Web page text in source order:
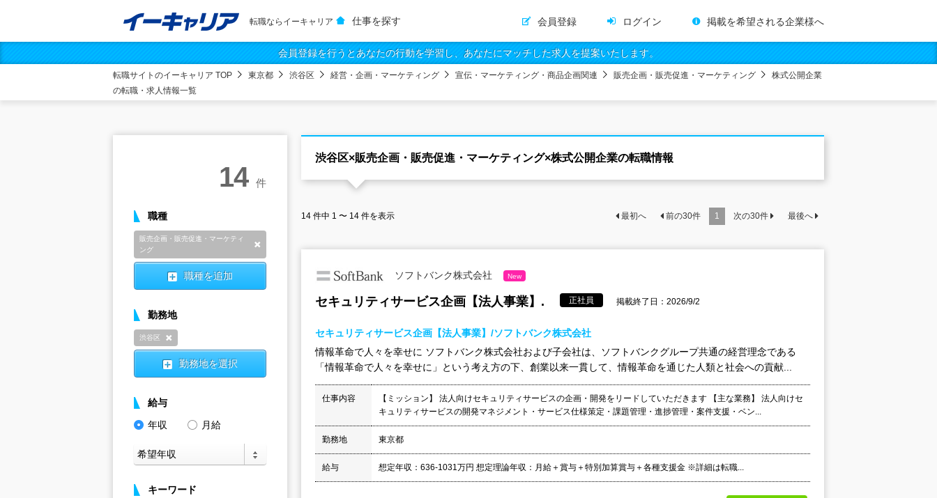
転職ならイーキャリア 仕事を探す 会員登録 ログイン 掲載を希望される企業様へ
会員登録を行うとあなたの行動を学習し、あなたにマッチした求人を提案いたします。
転職サイトのイーキャリア TOP 東京都 渋谷区 経営・企画・マーケティング 宣伝・マーケティング・商品企画関連 販売企画・販売促進・マーケティング
株式公開企業
の転職・求人情報一覧
渋谷区×販売企画・販売促進・マーケティング×株式公開企業の転職情報
14 件中 1 〜 14 件を表示 最初へ 前の30件 1 次の30件 最後へ
ソフトバンク株式会社 New
セキュリティサービス企画【法人事業】. 正社員 掲載終了日：2026/9/2
セキュリティサービス企画【法人事業】/ソフトバンク株式会社
情報革命で人々を幸せに ソフトバンク株式会社および子会社は、ソフトバンクグループ共通の経営理念である
「情報革命で人々を幸せに」という考え方の下、創業以来一貫して、情報革命を通じた人類と社会への貢献...
仕事内容
【ミッション】 法人向けセキュリティサービスの企画・開発をリードしていただきます 【主な業務】 法人向けセ
キュリティサービスの開発マネジメント・サービス仕様策定・課題管理・進捗管理・案件支援・ベン...
勤務地 東京都
給与 想定年収：636-1031万円 想定理論年収：月給＋賞与＋特別加算賞与＋各種支援金 ※詳細は転職...
14 件
職種
販売企画・販売促進・マーケティ
ング
職種を追加
勤務地
渋谷区
勤務地を選択
給与
年収
月給
キーワード